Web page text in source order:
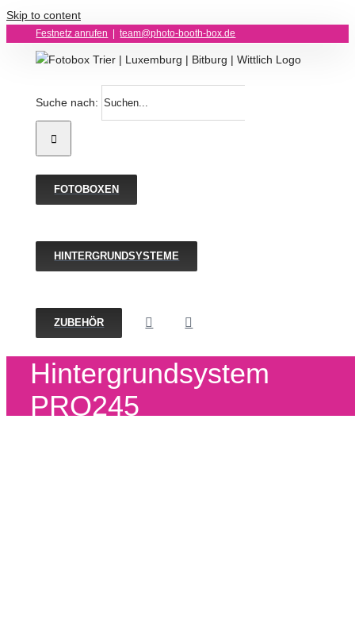
Skip to content
Festnetz anrufen team@photo-booth-box.de
Suche nach:
FOTOBOXEN
HINTERGRUNDSYSTEME
ZUBEHÖR
Backdrop
Hintergrundsystem
PRO245